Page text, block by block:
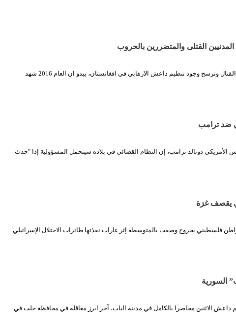
القتلى والمتضررين بالحروب
الثورة نت/ وكالات مع تكثف القتال وترسخ وجود تنظيم داعش الارهابي في افغانستان، يبدو ان العام 2016 شهد
ضد ترامب
الأمريكي دونالد ترامب، إن النظام القضائي في بلاده سيتحمل المسؤولية إذا "حدث
يقصف غزة
فلسطيني بجروح وصفت بالمتوسطة إثر غارات نفذتها طائرات الاحتلال الإسرائيلي
السورية
داعش الاثنين محاصرا بالكامل في مدينة الباب، آخر ابرز معاقله في محافظة حلب في